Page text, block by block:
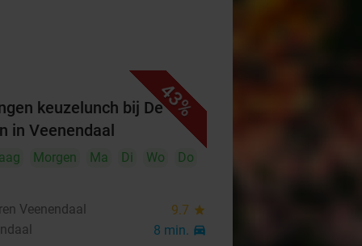
43%
keuzelunch bij De
in Veenendaal
Morgen Ma Di Wo
Do
Veenendaal
9.7 star
8 min. directions_car